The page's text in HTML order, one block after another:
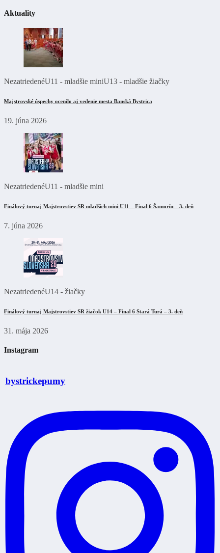
Aktuality
NezatriedenéU11 - mladšie miniU13 - mladšie žiačky
Majstrovské úspechy ocenilo aj vedenie mesta Banská Bystrica
19. júna 2026
NezatriedenéU11 - mladšie mini
Finálový turnaj Majstrovstiev SR mladších mini U11 – Final 6 Šamorín – 3. deň
7. júna 2026
NezatriedenéU14 - žiačky
Finálový turnaj Majstrovstiev SR žiačok U14 – Final 6 Stará Turá – 3. deň
31. mája 2026
Instagram
bystrickepumy